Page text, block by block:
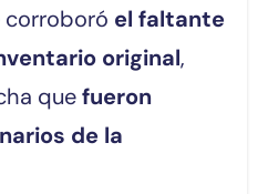
corroboró el faltante
original,
quefueron
de la